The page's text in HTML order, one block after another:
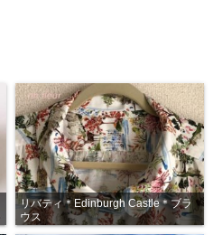
リバティ＊Edinburgh Castle＊ブラ
ウス